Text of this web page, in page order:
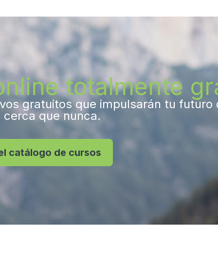
totalmente
gratuitos que impulsarán tu futuro
cerca que nunca.
catálogo de cursos